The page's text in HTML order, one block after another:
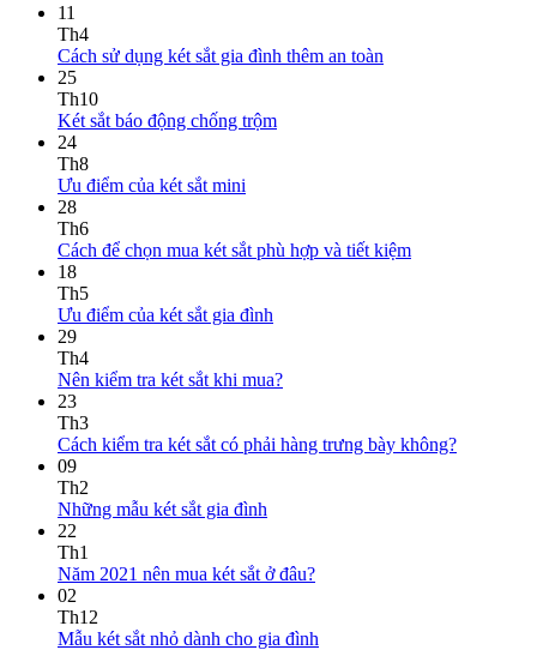
11
Th4
Cách sử dụng két sắt gia đình thêm an toàn
25
Th10
Két sắt báo động chống trộm
24
Th8
Ưu điểm của két sắt mini
28
Th6
Cách để chọn mua két sắt phù hợp và tiết kiệm
18
Th5
Ưu điểm của két sắt gia đình
29
Th4
Nên kiểm tra két sắt khi mua?
23
Th3
Cách kiểm tra két sắt có phải hàng trưng bày không?
09
Th2
Những mẫu két sắt gia đình
22
Th1
Năm 2021 nên mua két sắt ở đâu?
02
Th12
Mẫu két sắt nhỏ dành cho gia đình